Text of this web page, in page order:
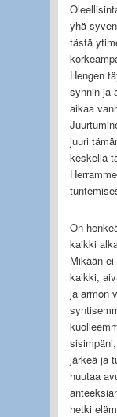
yhä
tästä
Hengen
synnin ja
aikaa
juuri
keskellä
On
kaikki
Mikään
kaikki,
ja armon
järkeä ja
huutaa
hetki